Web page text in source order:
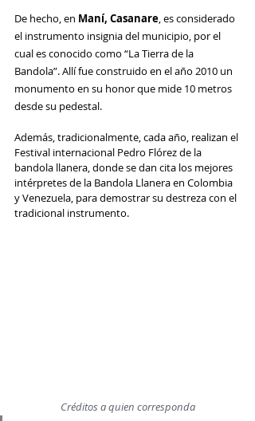
De hecho, en Maní, Casanare, es considerado
el instrumento insignia del municipio, por el
cual es conocido como “La Tierra de la
Bandola”. Allí fue construido en el año 2010 un
monumento en su honor que mide 10 metros
desde su pedestal.
Además, tradicionalmente, cada año, realizan el
Festival internacional Pedro Flórez de la
bandola llanera, donde se dan cita los mejores
intérpretes de la Bandola Llanera en Colombia
y Venezuela, para demostrar su destreza con el
tradicional instrumento.
Créditos a quien corresponda